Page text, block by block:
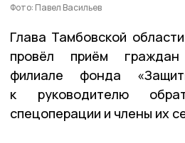
Фото: Павел Васильев
Глава Тамбовской
провёл приём
филиале фонда
к руководителю
спецоперации и члены их